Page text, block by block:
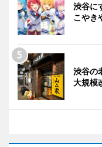
渋谷に
こやき
渋谷の
大規模